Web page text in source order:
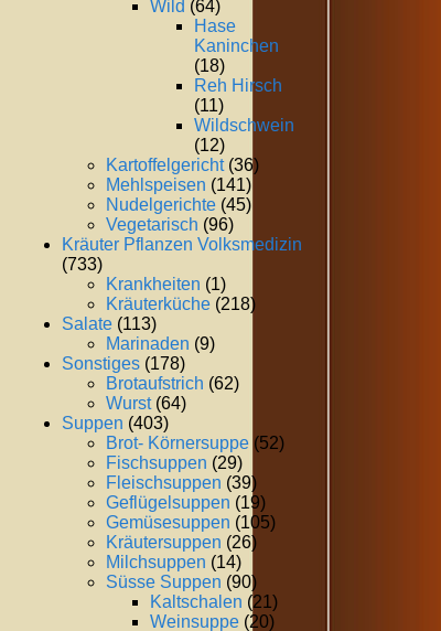
Wild (64)
Hase
Kaninchen
(18)
Reh Hirsch
(11)
Wildschwein
(12)
Kartoffelgericht(36)
Mehlspeisen (141)
Nudelgerichte (45)
Vegetarisch (96)
Kräuter Pflanzen Volksmedizin
(733)
Krankheiten (1)
Kräuterküche (218)
Salate (113)
Marinaden (9)
Sonstiges (178)
Brotaufstrich (62)
Wurst(64)
Suppen (403)
Brot- Körnersuppe (52)
Fischsuppen (29)
Fleischsuppen (39)
Geflügelsuppen (19)
Gemüsesuppen (105)
Kräutersuppen (26)
Milchsuppen (14)
Süsse Suppen (90)
Kaltschalen (21)
Weinsuppe (20)